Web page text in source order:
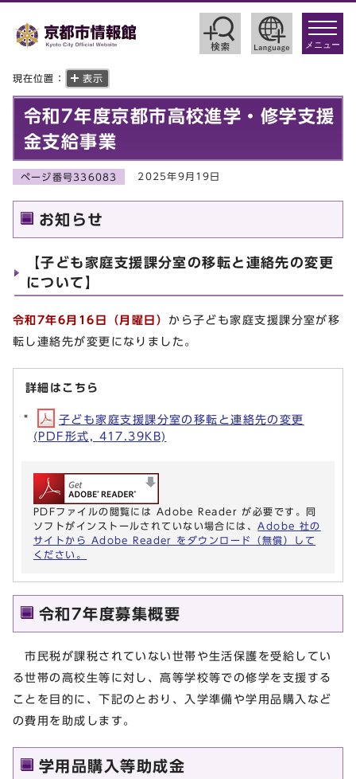
toggle
メニュー
現在位置： 表示
令和7年度京都市高校進学・修学支援
金支給事業
ページ番号336083 2025年9月19日
お知らせ
【子ども家庭支援課分室の移転と連絡先の変更
について】
令和7年6月16日（月曜日） から子ども家庭支援課分室が移
転し連絡先が変更になりました。
詳細はこちら
子ども家庭支援課分室の移転と連絡先の変更
(PDF形式, 417.39KB)
PDFファイルの閲覧には Adobe Reader が必要です。同
ソフトがインストールされていない場合には、 Adobe 社の
サイトから Adobe Reader をダウンロード（無償）して
ください。
令和7年度募集概要
市民税が課税されていない世帯や生活保護を受給してい
る世帯の高校生等に対し、高等学校等での修学を支援する
ことを目的に、下記のとおり、入学準備や学用品購入など
の費用を助成します。
学用品購入等助成金